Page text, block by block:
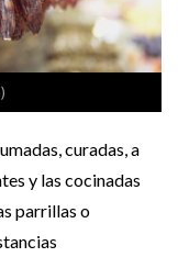
curadas, a
y las cocinadas
parrillas o